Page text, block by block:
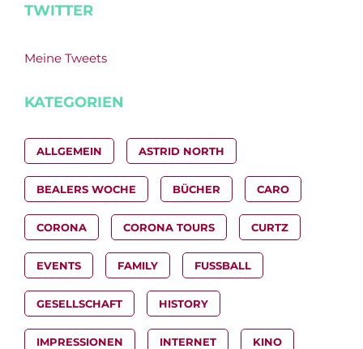
TWITTER
Meine Tweets
KATEGORIEN
ALLGEMEIN ASTRID NORTH
BEALERS WOCHE BÜCHER CARO
CORONA CORONA TOURS CURTZ
EVENTS FAMILY FUSSBALL
GESELLSCHAFT HISTORY
IMPRESSIONEN INTERNET KINO